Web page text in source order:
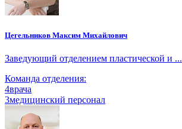
Цегельников Максим Михайлович
Заведующий отделением пластической и ...
Команда отделения:
4врача
3медицинский персонал